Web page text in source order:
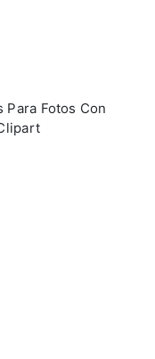
Para Fotos Con